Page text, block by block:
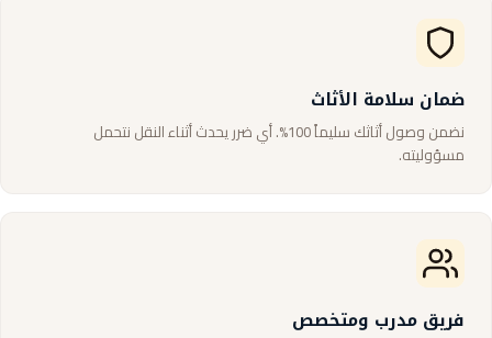
ضمان سلامة الأثاث
نضمن وصول أثاثك سليماً 100%. أي ضرر يحدث أثناء النقل نتحمل
مسؤوليته.
فريق مدرب ومتخصص